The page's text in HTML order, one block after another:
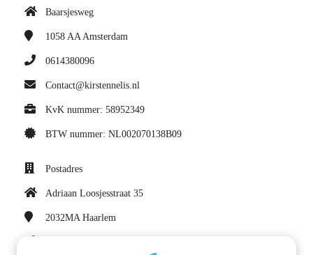
Baarsjesweg
1058 AAAmsterdam
0614380096
Contact@kirstennelis.nl
KvK nummer: 58952349
BTW nummer: NL002070138B09
Postadres
Adriaan Loosjesstraat 35
2032MA Haarlem